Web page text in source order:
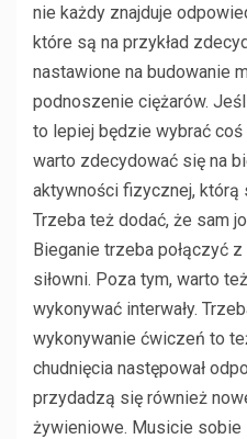
nie każdy znajduje
które są na przykład
nastawione na budowanie
podnoszenie ciężarów.
to lepiej będzie wybrać
warto zdecydować się na
aktywności fizycznej, którą
Trzeba też dodać, że sam
Bieganie trzeba połączyć
siłowni. Poza tym, warto
wykonywać interwały.
wykonywanie ćwiczeń to
chudnięcia następował
przydadzą się również
żywieniowe. Musicie sobie